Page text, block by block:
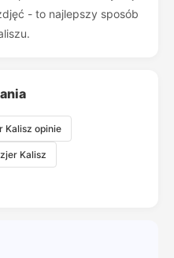
- to najlepszy sposób
Kalisz opinie
Kalisz